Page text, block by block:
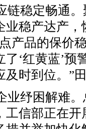
链稳定畅通
业稳产达产
产品的保价
‘红黄蓝’预
及时到位。”
业纾困解难
工信部正在